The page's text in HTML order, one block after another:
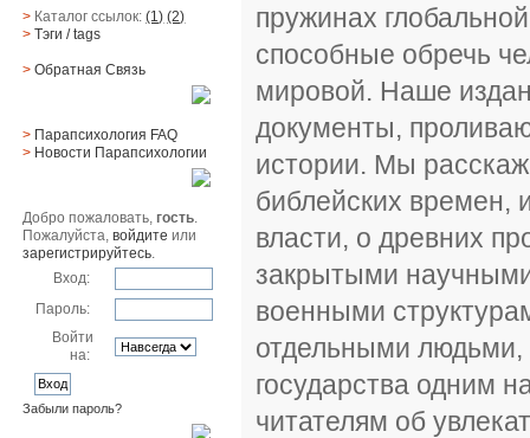
> Каталог ссылок:(1) (2)
> Тэги/ tags
> Обратная Cвязь
> Парапсихология FAQ
> Новости Парапсихологии
Добро пожаловать,гость.
Пожалуйста,войдите или
зарегистрируйтесь.
Вход:
Пароль:
Войти
на:
Забыли пароль?
пружинах
способные обречь
мировой. Наше
документы,
истории. Мы
библейских
власти, о древних
закрытыми
военными
отдельными людьми,
государства одним
читателям об